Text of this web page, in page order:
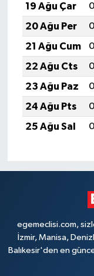
19 Ağu Çar
20 Ağu Per
21 Ağu Cum
22 Ağu Cts
23 Ağu Paz
24 Ağu Pts
25 Ağu Sal
egemeclisi.com,
İzmir, Manisa,
Balıkesir'den en